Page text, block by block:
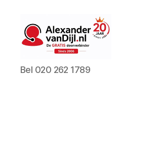
AlexandervanDijl.nl
Bel 020 262 1789